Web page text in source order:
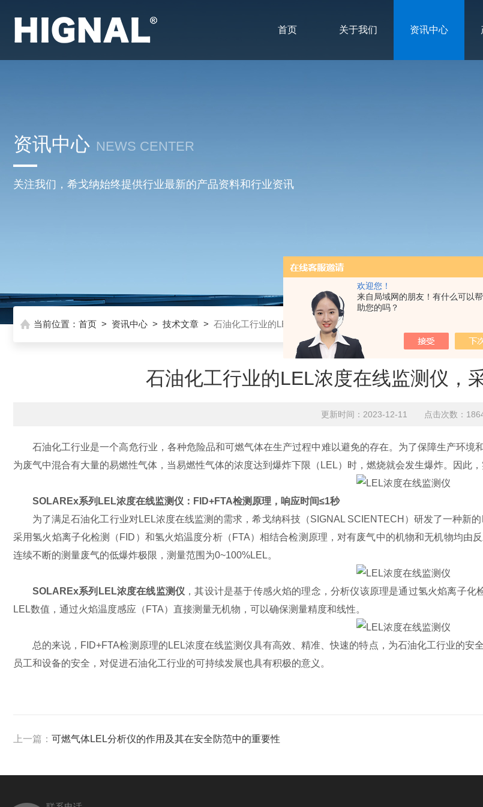
欢迎您！
来自局域网的朋友！有什么可以帮
助您的吗？
首页 关于我们 资讯中心
资讯中心 NEWS CENTER
关注我们，希戈纳始终提供行业最新的产品资料和行业资讯
当前位置： 首页 > 资讯中心 > 技术文章 > 石油化工行业的LEL浓度在线监测仪，采用FID+FTA检测原理
石油化工行业的LEL浓度在线监测仪，
更新时间：2023-12-11 点击次数：
石油化工行业是一个高危行业，各种危险品和可燃气体在生产过程中难以避免的存在。为了保障生产环
为废气中混合有大量的易燃性气体，当易燃性气体的浓度达到爆炸下限（LEL）时，燃烧就会发生爆炸。因此
SOLAREx系列LEL浓度在线监测仪：FID+FTA检测原理，响应时间≤1秒
为了满足石油化工行业对LEL浓度在线监测的需求，希戈纳科技（SIGNAL SCIENTECH）研发了一种新的
采用氢火焰离子化检测（FID）和氢火焰温度分析（FTA）相结合检测原理，对有废气中的机物和无机物均由
连续不断的测量废气的低爆炸极限，测量范围为0~100%LEL。
SOLAREx系列LEL浓度在线监测仪 ，其设计是基于传感火焰的理念，分析仪该原理是通过氢火焰离子
LEL数值，通过火焰温度感应（FTA）直接测量无机物，可以确保测量精度和线性。
总的来说，FID+FTA检测原理的LEL浓度在线监测仪具有高效、精准、快速的特点，为石油化工行业的
员工和设备的安全，对促进石油化工行业的可持续发展也具有积极的意义。
上一篇： 可燃气体LEL分析仪的作用及其在安全防范中的重要性